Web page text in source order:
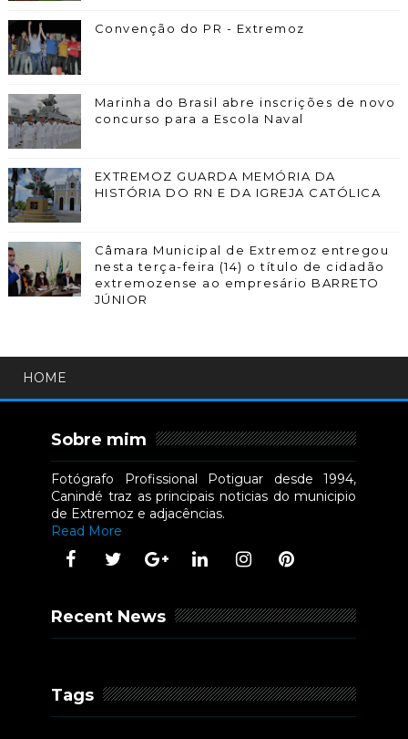
Convenção do PR - Extremoz
Marinha do Brasil abre inscrições de novo
concurso para a Escola Naval
EXTREMOZ GUARDA MEMÓRIA DA
HISTÓRIA DO RN E DA IGREJA CATÓLICA
Câmara Municipal de Extremoz entregou
nesta terça-feira (14) o título de cidadão
extremozense ao empresário BARRETO
JÚNIOR
HOME
Sobre mim
Fotógrafo Profissional Potiguar desde 1994,
Canindé traz as principais noticias do municipio
de Extremoz e adjacências.
Read More
Recent News
Tags